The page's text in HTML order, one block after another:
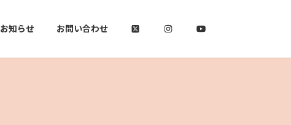
お知らせ お問い合わせ